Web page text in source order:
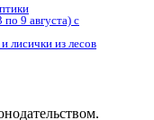
9 августа) с
лисички из лесов